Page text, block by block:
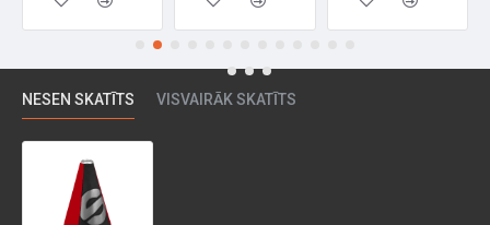
NESEN SKATĪTS VISVAIRĀK SKATĪTS